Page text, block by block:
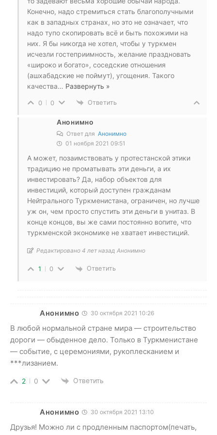
Конечно, надо стремиться стать благополучными
как в западных странах, но это не означает, что
надо тупо скопировать всё и быть похожими на
них. Я бы никогда не хотел, чтобы у туркмен
исчезли гостеприимность, желание праздновать
«широко и богато», соседские отношения
(ашхабадские не поймут), угощения. Такого
качества… Развернуть »
0 0 Ответить
Анонимно
Ответ для Анонимно
01 ноября 2021 09:51
А может, позаимствовать у протестанской этики
традицию не проматывать эти деньги, а их
инвестировать? Да, набор объектов для
инвестиций, который доступен гражданам
Нейтрального Туркменистана, ограничен, но лучше
уж он, чем просто спустить эти деньги в унитаз. В
конце концов, вы же сами постоянно вопите, что
туркменской экономике не хватает инвестиций.
Редактировано 4 лет назад Анонимно
1 0 Ответить
Анонимно 30 октября 2021 10:26
В любой нормальной стране мира — строительство
дороги — обыденное дело. Только в Туркменистане
— событие, с церемониями, рукоплесканием и
***лизанием.
2 0 Ответить
Анонимно 30 октября 2021 13:10
Друзья! Можно ли с продленным паспортом(печать,